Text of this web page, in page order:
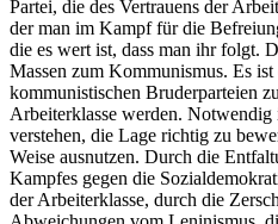
Partei, die des Vertrauens der
der man im Kampf für die
die es wert ist, dass man ihr folgt.
Massen zum Kommunismus. Es
kommunistischen Bruderparteien
Arbeiterklasse werden. Notwendig
verstehen, die Lage richtig zu
Weise ausnutzen. Durch die
Kampfes gegen die
der Arbeiterklasse, durch die